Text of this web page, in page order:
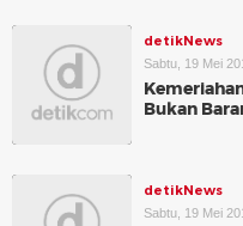
detikNews
Sabtu, 19 Mei
Bukan
detikNews
Sabtu, 19 Mei